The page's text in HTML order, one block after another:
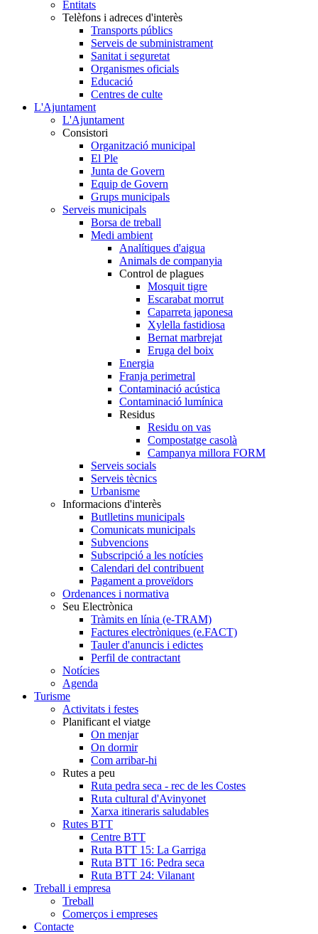
Entitats
Telèfons i adreces d'interès
Transports públics
Serveis de subministrament
Sanitat i seguretat
Organismes oficials
Educació
Centres de culte
L'Ajuntament
L'Ajuntament
Consistori
Organització municipal
El Ple
Junta de Govern
Equip de Govern
Grups municipals
Serveis municipals
Borsa de treball
Medi ambient
Analítiques d'aigua
Animals de companyia
Control de plagues
Mosquit tigre
Escarabat morrut
Caparreta japonesa
Xylella fastidiosa
Bernat marbrejat
Eruga del boix
Energia
Franja perimetral
Contaminació acústica
Contaminació lumínica
Residus
Residu on vas
Compostatge casolà
Campanya millora FORM
Serveis socials
Serveis tècnics
Urbanisme
Informacions d'interès
Butlletins municipals
Comunicats municipals
Subvencions
Subscripció a les notícies
Calendari del contribuent
Pagament a proveïdors
Ordenances i normativa
Seu Electrònica
Tràmits en línia (e-TRAM)
Factures electròniques (e.FACT)
Tauler d'anuncis i edictes
Perfil de contractant
Notícies
Agenda
Turisme
Activitats i festes
Planificant el viatge
On menjar
On dormir
Com arribar-hi
Rutes a peu
Ruta pedra seca - rec de les Costes
Ruta cultural d'Avinyonet
Xarxa itineraris saludables
Rutes BTT
Centre BTT
Ruta BTT 15: La Garriga
Ruta BTT 16: Pedra seca
Ruta BTT 24: Vilanant
Treball i empresa
Treball
Comerços i empreses
Contacte